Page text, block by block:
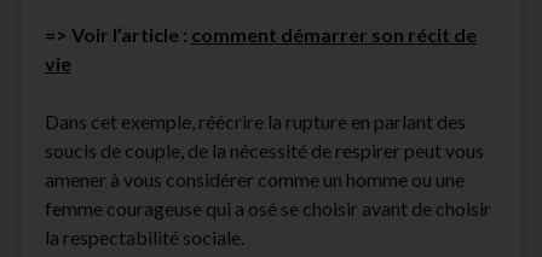
=> Voir l’article : comment démarrer son récit de
vie
Dans cet exemple, réécrire la rupture en parlant des
soucis de couple, de la nécessité de respirer peut vous
amener à vous considérer comme un homme ou une
femme courageuse qui a osé se choisir avant de choisir
la respectabilité sociale.